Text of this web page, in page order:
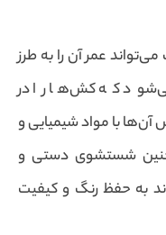
عمر آن را به طرز
که کش‌ها را در
آن‌ها با مواد شیمیایی و
شستشوی دستی و
به حفظ رنگ و کیفیت